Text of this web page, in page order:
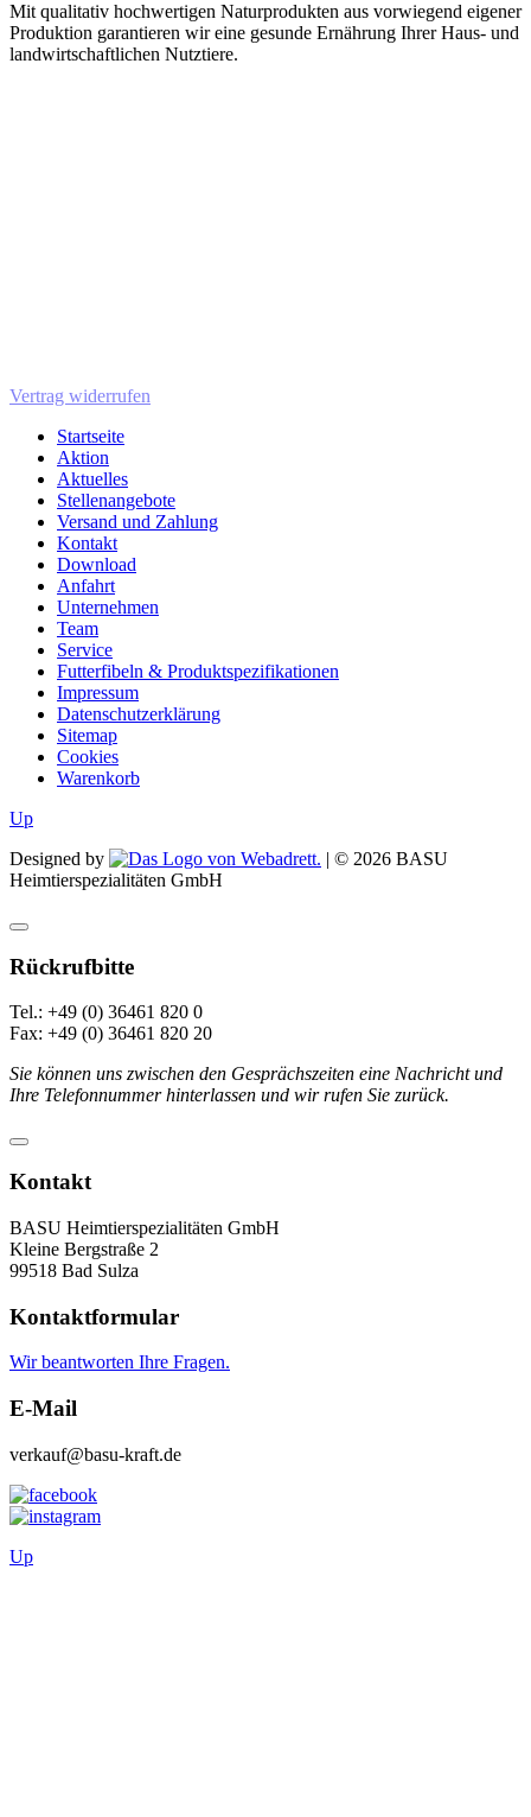
Mit qualitativ hochwertigen Naturprodukten aus vorwiegend eigener
Produktion garantieren wir eine gesunde Ernährung Ihrer Haus- und
landwirtschaftlichen Nutztiere.
Vertrag widerrufen
Startseite
Aktion
Aktuelles
Stellenangebote
Versand und Zahlung
Kontakt
Download
Anfahrt
Unternehmen
Team
Service
Futterfibeln & Produktspezifikationen
Impressum
Datenschutzerklärung
Sitemap
Cookies
Warenkorb
Up
Designed by
| © 2026 BASU
Heimtierspezialitäten GmbH
Rückrufbitte
Tel.: +49 (0) 36461 820 0
Fax: +49 (0) 36461 820 20
Sie können uns zwischen den Gesprächszeiten eine Nachricht und
Ihre Telefonnummer hinterlassen und wir rufen Sie zurück.
Kontakt
BASU Heimtierspezialitäten GmbH
Kleine Bergstraße 2
99518 Bad Sulza
Kontaktformular
Wir beantworten Ihre Fragen.
E-Mail
verkauf@basu-kraft.de
Up